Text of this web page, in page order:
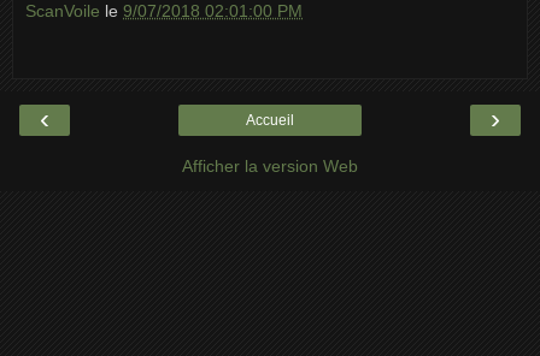
ScanVoile le 9/07/2018 02:01:00 PM
‹ ›
Accueil
Afficher la version Web